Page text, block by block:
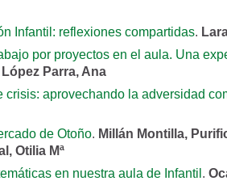
Infantil: reflexiones compartidas.
por proyectos en el aula. Una
López Parra, Ana
crisis: aprovechando la adversidad
de Otoño. Millán Montilla,
Otilia Mª
en nuestra aula de Infantil .